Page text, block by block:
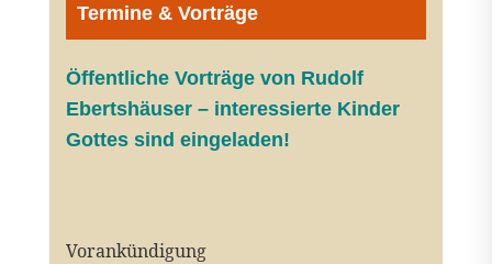
Termine & Vorträge
Öffentliche Vorträge von Rudolf
Ebertshäuser – interessierte Kinder
Gottes sind eingeladen!
Vorankündigung